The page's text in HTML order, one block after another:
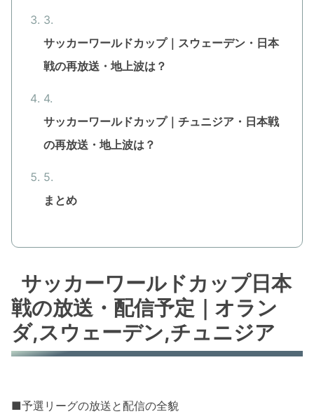
サッカーワールドカップ｜スウェーデン・日本
戦の再放送・地上波は？
サッカーワールドカップ｜チュニジア・日本戦
の再放送・地上波は？
まとめ
サッカーワールドカップ日本
戦の放送・配信予定｜オラン
ダ,スウェーデン,チュニジア
■予選リーグの放送と配信の全貌